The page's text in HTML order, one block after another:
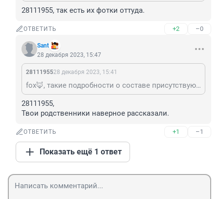
28111955, так есть их фотки оттуда.
ОТВЕТИТЬ +2 –0
Sant
28 декабря 2023, 15:47
2811195528 декабря 2023, 15:41
fox🦊, такие подробности о составе присутствующих на шабаше от Ивлеевой или сам принимал участие?
28111955,
Твои родственники наверное рассказали.
ОТВЕТИТЬ +1 –1
Показать ещё 1 ответ